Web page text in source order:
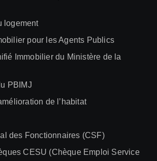
logement
pour les Agents Publics
Immobilier du Ministère de la
PBIMJ
de l’habitat
des Fonctionnaires (CSF)
CESU (Chèque Emploi Service